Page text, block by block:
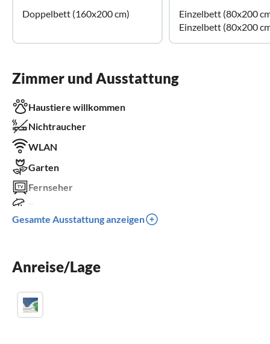
Doppelbett (160x200 cm)
Einzelbett (80x200
Einzelbett (80x200
Zimmer und Ausstattung
Haustiere willkommen
Nichtraucher
WLAN
Garten
Fernseher
Spülmaschine
Kamin
Gesamte Ausstattung anzeigen
Anreise/Lage